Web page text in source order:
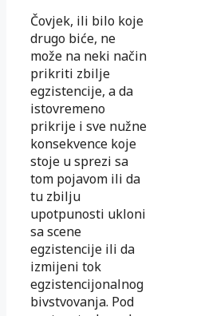
Čovjek, ili bilo koje
drugo biće, ne
može na neki način
prikriti zbilje
egzistencije, a da
istovremeno
prikrije i sve nužne
konsekvence koje
stoje u sprezi sa
tom pojavom ili da
tu zbilju
upotpunosti ukloni
sa scene
egzistencije ili da
izmijeni tok
egzistencijonalnog
bivstvovanja. Pod